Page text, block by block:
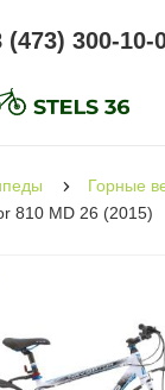
(473) 300-10-
Горные
810 MD 26 (2015)